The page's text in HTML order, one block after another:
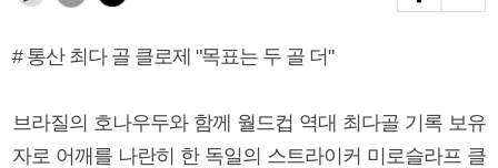
# 통산 최다 골 클로제 "목표는 두 골 더"
브라질의 호나우두와 함께 월드컵 역대 최다골 기록 보유
자로 어깨를 나란히 한 독일의 스트라이커 미로슬라프 클